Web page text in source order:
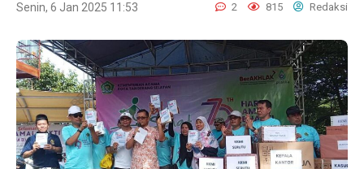
Senin, 6 Jan 2025 11:53 2 815 Redaksi